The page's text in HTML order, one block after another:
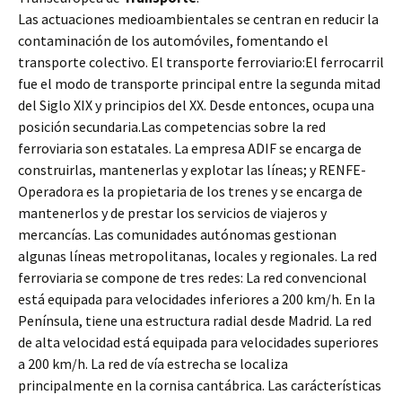
Las actuaciones medioambientales se centran en reducir la
contaminación de los automóviles, fomentando el
transporte colectivo. El transporte ferroviario:El ferrocarril
fue el modo de transporte principal entre la segunda mitad
del Siglo XIX y principios del XX. Desde entonces, ocupa una
posición secundaria.Las competencias sobre la red
ferroviaria son estatales. La empresa ADIF se encarga de
construirlas, mantenerlas y explotar las líneas; y RENFE-
Operadora es la propietaria de los trenes y se encarga de
mantenerlos y de prestar los servicios de viajeros y
mercancías. Las comunidades autónomas gestionan
algunas líneas metropolitanas, locales y regionales. La red
ferroviaria se compone de tres redes: La red convencional
está equipada para velocidades inferiores a 200 km/h. En la
Península, tiene una estructura radial desde Madrid. La red
de alta velocidad está equipada para velocidades superiores
a 200 km/h. La red de vía estrecha se localiza
principalmente en la cornisa cantábrica. Las carácterísticas